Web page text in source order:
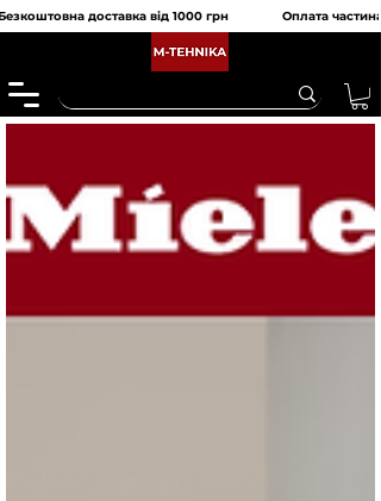
доставка від 1000 грн               Оплата